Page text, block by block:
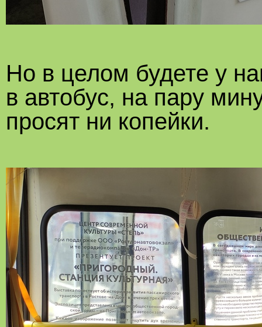
Но в целом будете у
в автобус, на пару
просят ни копейки.